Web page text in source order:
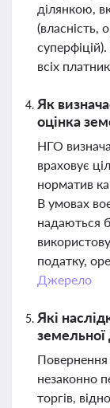
ділянкою,
(власність,
всіх
Як
оцінка
НГО
враховує
норматив
В умовах
надаються
податку,
Джерело
Які
земельної
Повернення
незаконно
торгів,